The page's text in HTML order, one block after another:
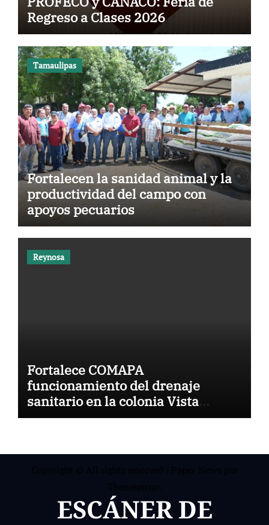
Regreso a Clases 2026
Tamaulipas
Fortalecen la sanidad animal y la
productividad del campo con
apoyos pecuarios
Reynosa
Fortalece COMAPA
funcionamiento del drenaje
sanitario en la colonia Vista
Hermosa
ESCÁNER DE